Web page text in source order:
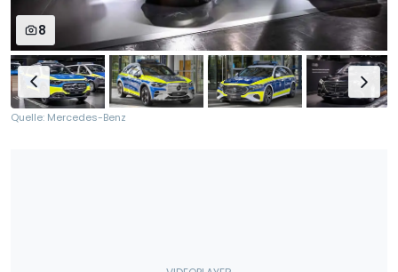
8
Quelle: Mercedes-Benz